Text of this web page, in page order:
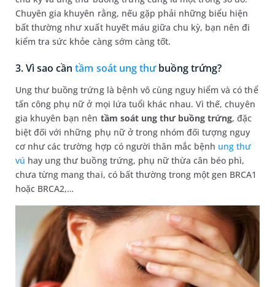
Chuyên gia khuyên rằng, nếu gặp phải những biểu hiện
bất thường như xuất huyết máu giữa chu kỳ, bạn nên đi
kiểm tra sức khỏe càng sớm càng tốt.
3. Vì sao cầntầm soát ung thưbuồng trứng?
Ung thư buồng trứng là bệnh vô cùng nguy hiểm và có thể
tấn công phụ nữ ở mọi lứa tuổi khác nhau. Vì thế, chuyên
gia khuyên bạn nên tầm soát ung thư buồng trứng, đặc
biệt đối với những phụ nữ ở trong nhóm đối tượng nguy
cơ như các trường hợp có người thân mắc bệnh ung thư
vú hay ung thư buồng trứng, phụ nữ thừa cân béo phì,
chưa từng mang thai, có bất thường trong một gen BRCA1
hoặc BRCA2,…